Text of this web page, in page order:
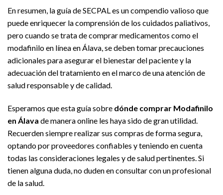
En resumen, la guía de SECPAL es un compendio valioso que
puede enriquecer la comprensión de los cuidados paliativos,
pero cuando se trata de comprar medicamentos como el
modafinilo en línea en Álava, se deben tomar precauciones
adicionales para asegurar el bienestar del paciente y la
adecuación del tratamiento en el marco de una atención de
salud responsable y de calidad.
Esperamos que esta guía sobre dónde comprar Modafinilo
en Álava de manera online les haya sido de gran utilidad.
Recuerden siempre realizar sus compras de forma segura,
optando por proveedores confiables y teniendo en cuenta
todas las consideraciones legales y de salud pertinentes. Si
tienen alguna duda, no duden en consultar con un profesional
de la salud.